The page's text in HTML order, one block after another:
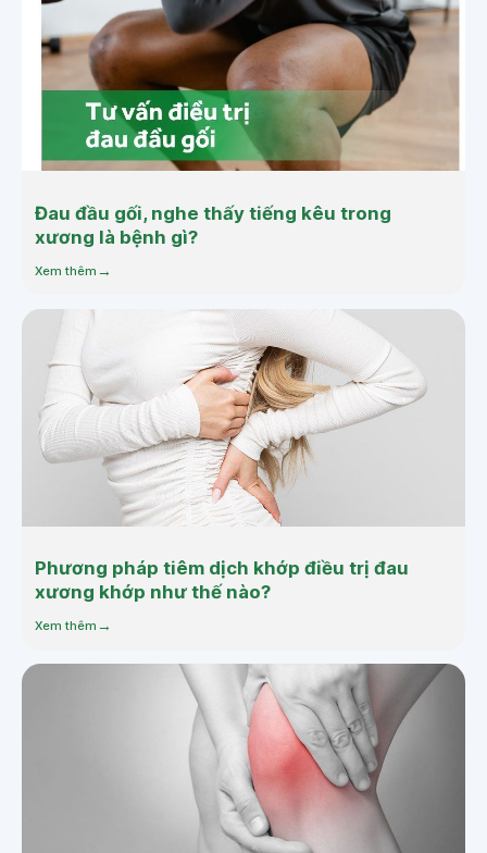
Đau đầu gối, nghe thấy tiếng kêu trong
xương là bệnh gì?
Xem thêm
Phương pháp tiêm dịch khớp điều trị đau
xương khớp như thế nào?
Xem thêm